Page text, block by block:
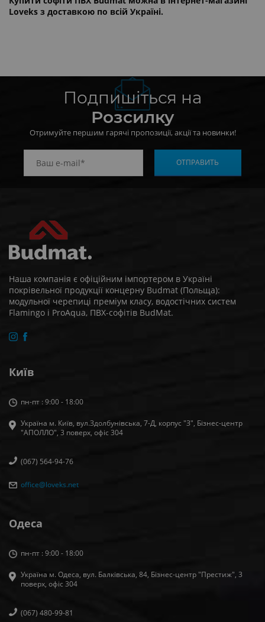
Loveks з доставкою по всій Україні.
Подпишіться на
Розсилку
Отримуйте першим гарячі пропозиції, акції та новинки!
Наша компанія є офіційним імпортером в Україні
покрівельної продукції концерну Budmat (Польща):
модульної черепиці преміум класу, водостічних систем
Flamingo і ProAqua, ПВХ-софітів BudMat.
Київ
пн-пт : 9:00 - 18:00
Україна м. Київ, вул.Здолбунівська, 7-Д, корпус "З", Бізнес-центр
"АПОЛЛО", 3 поверх, офiс 304
(067) 564-94-76
office@loveks.net
Одеса
пн-пт : 9:00 - 18:00
Україна м. Одеса, вул. Балківська, 84, Бізнес-центр "Престиж", 3
поверх, офіс 304
(067) 480-99-81